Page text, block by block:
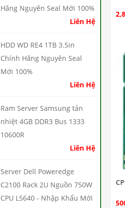
Hãng Nguyên Seal Mới 100%
Liên Hệ
HDD WD RE4 1TB 3.5in
Chính Hãng Nguyên Seal
Mới 100%
Liên Hệ
Ram Server Samsung tản
nhiệt 4GB DDR3 Bus 1333
10600R
Liên Hệ
Server Dell Poweredge
C2100 Rack 2U Nguồn 750W
CPU L5640 - Nhập Khẩu Mới